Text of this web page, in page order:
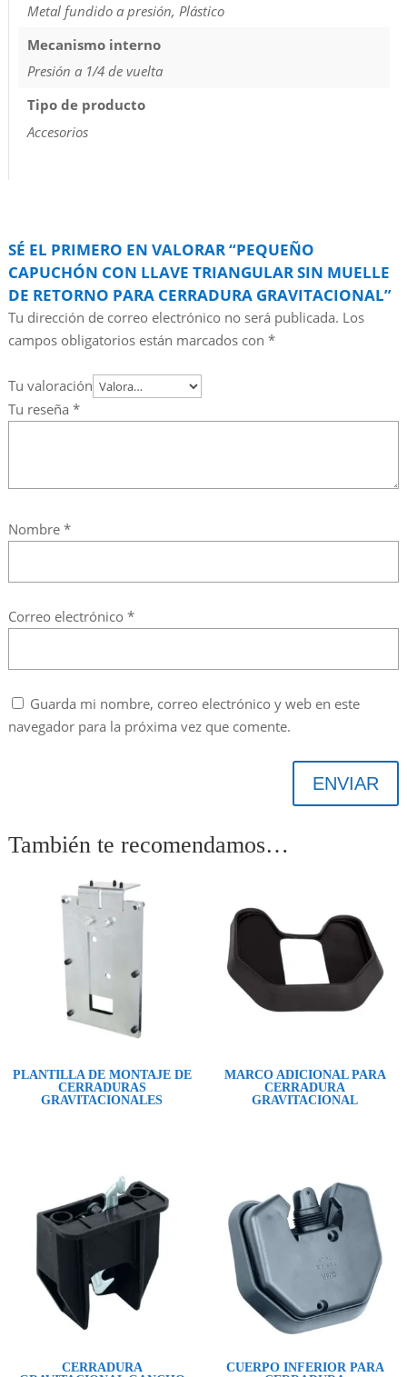
Metal fundido a presión, Plástico
Mecanismo interno
Presión a 1/4 de vuelta
Tipo de producto
Accesorios
SÉ EL PRIMERO EN VALORAR “PEQUEÑO
CAPUCHÓN CON LLAVE TRIANGULAR SIN MUELLE
DE RETORNO PARA CERRADURA GRAVITACIONAL”
Tu dirección de correo electrónico no será publicada. Los
campos obligatorios están marcados con *
Tu valoración
Tu reseña *
Nombre *
Correo electrónico *
Guarda mi nombre, correo electrónico y web en este
navegador para la próxima vez que comente.
ENVIAR
También te recomendamos…
PLANTILLA DE MONTAJE DE
CERRADURAS
GRAVITACIONALES
MARCO ADICIONAL PARA
CERRADURA
GRAVITACIONAL
CERRADURA
CUERPO INFERIOR PARA